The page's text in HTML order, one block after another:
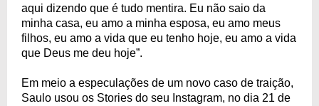
aqui dizendo que é tudo mentira. Eu não saio da
minha casa, eu amo a minha esposa, eu amo meus
filhos, eu amo a vida que eu tenho hoje, eu amo a vida
que Deus me deu hoje”.
Em meio a especulações de um novo caso de traição,
Saulo usou os Stories do seu Instagram, no dia 21 de